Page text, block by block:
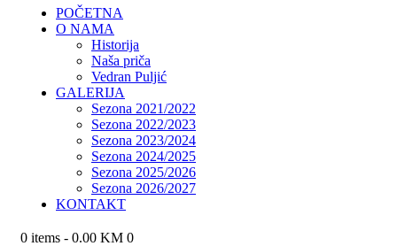
POČETNA
O NAMA
Historija
Naša priča
Vedran Puljić
GALERIJA
Sezona 2021/2022
Sezona 2022/2023
Sezona 2023/2024
Sezona 2024/2025
Sezona 2025/2026
Sezona 2026/2027
KONTAKT
0 items - 0.00 KM 0